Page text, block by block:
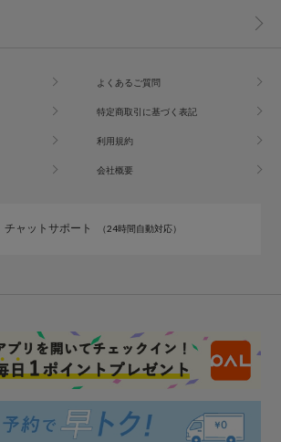
よくあるご質問
特定商取引に基づく表記
利用規約
会社概要
チャットサポート （24時間自動対応）